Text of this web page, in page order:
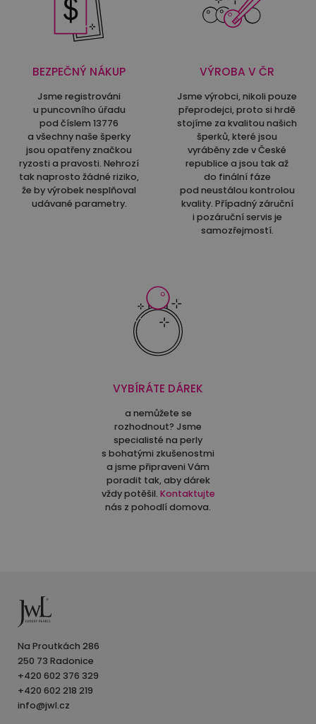
BEZPEČNÝ NÁKUP
Jsme registrováni
u puncovního úřadu
pod číslem 13776
a všechny naše šperky
jsou opatřeny značkou
ryzosti a pravosti. Nehrozí
tak naprosto žádné riziko,
že by výrobek nesplňoval
udávané parametry.
VÝROBA V ČR
Jsme výrobci, nikoli pouze
přeprodejci, proto si hrdě
stojíme za kvalitou našich
šperků, které jsou
vyráběny zde v České
republice a jsou tak až
do finální fáze
pod neustálou kontrolou
kvality. Případný záruční
i pozáruční servis je
samozřejmostí.
VYBÍRÁTE DÁREK
a nemůžete se
rozhodnout? Jsme
specialisté na perly
s bohatými zkušenostmi
a jsme připraveni Vám
poradit tak, aby dárek
vždy potěšil. Kontaktujte
nás z pohodlí domova.
Na Proutkách 286
250 73 Radonice
+420 602 376 329
+420 602 218 219
info@jwl.cz